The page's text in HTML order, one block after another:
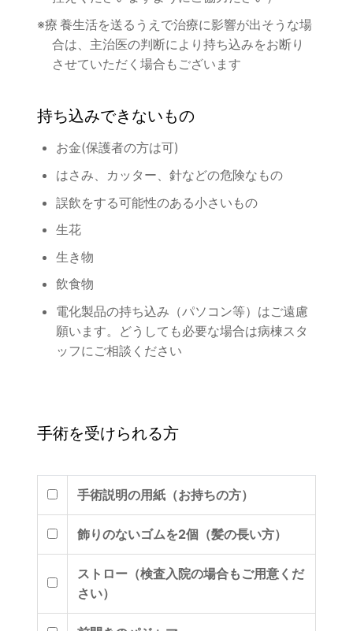
※療養生活を送るうえで治療に影響が出そうな場
合は、主治医の判断により持ち込みをお断り
させていただく場合もございます
持ち込みできないもの
お金(保護者の方は可)
はさみ、カッター、針などの危険なもの
誤飲をする可能性のある小さいもの
生花
生き物
飲食物
電化製品の持ち込み（パソコン等）はご遠慮
願います。どうしても必要な場合は病棟スタ
ッフにご相談ください
手術を受けられる方
手術説明の用紙（お持ちの方）
飾りのないゴムを2個（髪の長い方）
ストロー（検査入院の場合もご用意くだ
さい）